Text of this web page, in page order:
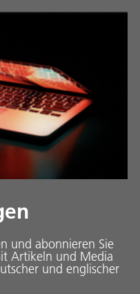
und abonnieren Sie
Artikeln und Media
und englischer